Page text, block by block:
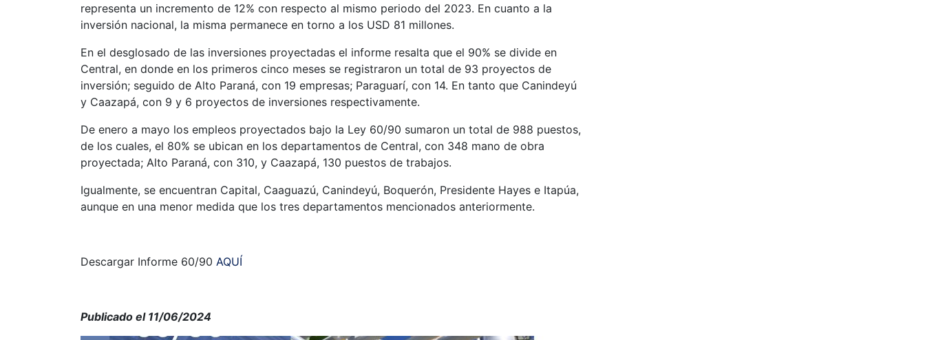
representa un incremento de 12% con respecto al mismo periodo del 2023. En cuanto a la
inversión nacional, la misma permanece en torno a los USD 81 millones.
En el desglosado de las inversiones proyectadas el informe resalta que el 90% se divide en
Central, en donde en los primeros cinco meses se registraron un total de 93 proyectos de
inversión; seguido de Alto Paraná, con 19 empresas; Paraguarí, con 14. En tanto que Canindeyú
y Caazapá, con 9 y 6 proyectos de inversiones respectivamente.
De enero a mayo los empleos proyectados bajo la Ley 60/90 sumaron un total de 988 puestos,
de los cuales, el 80% se ubican en los departamentos de Central, con 348 mano de obra
proyectada; Alto Paraná, con 310, y Caazapá, 130 puestos de trabajos.
Igualmente, se encuentran Capital, Caaguazú, Canindeyú, Boquerón, Presidente Hayes e Itapúa,
aunque en una menor medida que los tres departamentos mencionados anteriormente.
Descargar Informe 60/90 AQUÍ
Publicado el 11/06/2024